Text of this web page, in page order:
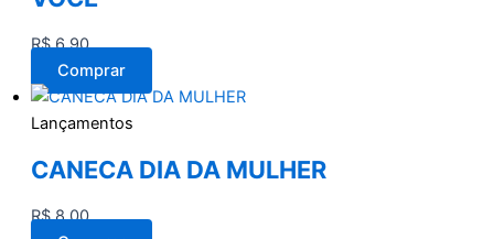
R$6,90
Comprar
Lançamentos
CANECA DIA DA MULHER
R$8,00